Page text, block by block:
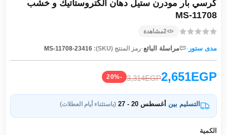
كرسي بار مودرن ستيل دهان الكتروستاتيك و خشب
MS-11708
2مشاهدة
مدى ستور · مراسلة البائع·رمز المنتج (SKU): MS-11708-23416
2,651EGP
3,314EGP
-20%
التسليم بين أغسطس 20 - 27 (باستثناء أيام العطلات)
الكمية